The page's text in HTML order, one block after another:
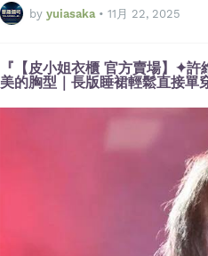
by yuiasaka • 11月 22, 2025
『【皮小姐衣櫃 官方賣場】✦
美的胸型｜長版睡裙輕鬆直接單